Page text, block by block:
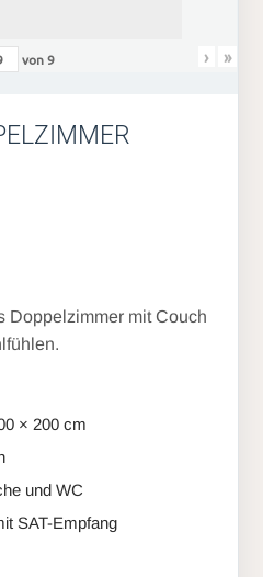
von9 › »
Doppelzimmer mit Couch
× 200 cm
und WC
SAT-Empfang